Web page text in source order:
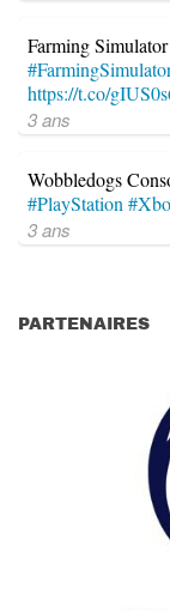
Farming
https://t.co/
3 ans
Wobbledogs
#PlayStation
3 ans
PARTENAIRES